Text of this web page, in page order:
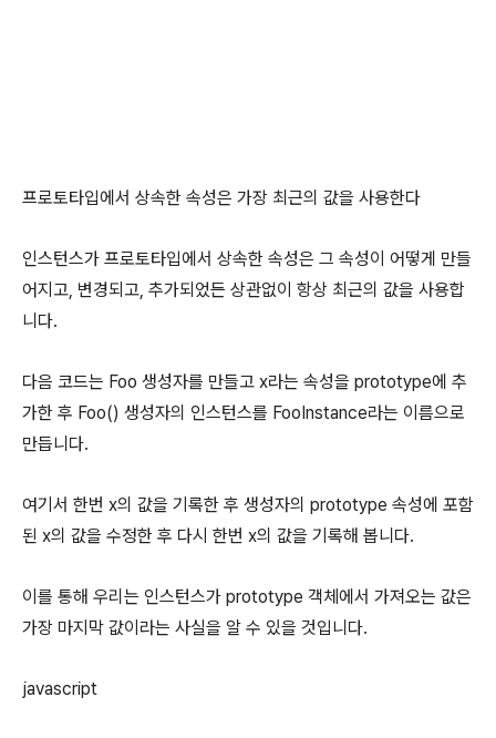
프로토타입에서 상속한 속성은 가장 최근의 값을 사용한다
인스턴스가 프로토타입에서 상속한 속성은 그 속성이 어떻게 만들
어지고, 변경되고, 추가되었든 상관없이 항상 최근의 값을 사용합
니다.
다음 코드는 Foo 생성자를 만들고 x라는 속성을 prototype에 추
가한 후 Foo() 생성자의 인스턴스를 FooInstance라는 이름으로
만듭니다.
여기서 한번 x의 값을 기록한 후 생성자의 prototype 속성에 포함
된 x의 값을 수정한 후 다시 한번 x의 값을 기록해 봅니다.
이를 통해 우리는 인스턴스가 prototype 객체에서 가져오는 값은
가장 마지막 값이라는 사실을 알 수 있을 것입니다.
javascript